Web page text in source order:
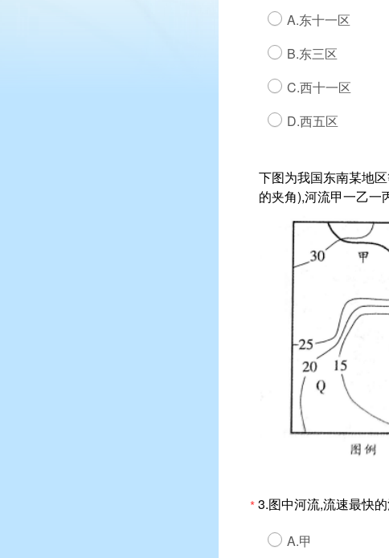
A.东十一区
B.东三区
C.西十一区
D.西五区
下图为我国东南某地
的夹角),河流甲一乙一
*3.图中河流,流速最快的
A.甲